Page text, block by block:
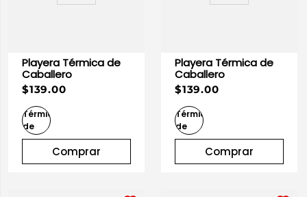
Playera Térmica de
Caballero
$139.00
Comprar
Playera Térmica de
Caballero
$139.00
Comprar